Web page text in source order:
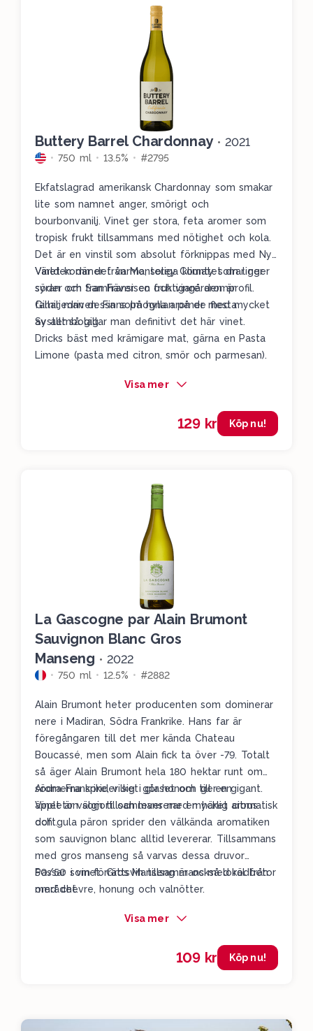
Buttery Barrel Chardonnay • 2021
750 ml 13.5% #2795
Ekfatslagrad amerikansk Chardonnay som smakar
lite som namnet anger, smörigt och
bourbonvanilj. Vinet ger stora, feta aromer som
tropisk frukt tillsammans med nötighet och kola.
Det är en vinstil som absolut förknippas med Nya
Världen där det varma, soliga klimatet drar ner
syran och framhäver en fruktigare aromprofil.
Gillar man dessa solmogna aromer med mycket
av allt så gillar man definitivt det här vinet.
Vinet kommer från Monterey County som ligger
söder om San Fransisco och vingården är
familjedriven. Finns på hyllan på de flesta
Systembolag.
Dricks bäst med krämigare mat, gärna en Pasta
Limone (pasta med citron, smör och parmesan).
Visa mer
129 kr Köp nu!
La Gascogne par Alain Brumont
Sauvignon Blanc Gros
Manseng • 2022
750 ml 12.5% #2882
Alain Brumont heter producenten som dominerar
nere i Madiran, Södra Frankrike. Hans far är
föregångaren till det mer kända Chateau
Boucassé, men som Alain fick ta över -79. Totalt
så äger Alain Brumont hela 180 hektar runt om
södra Frankrike, vilket gör honom till en gigant.
Vinet är välgjort och levererar en härlig aromatisk
doft.
Aromerna sprider sig i glaset och ger en
äppleton som tillsammans med mycket citrus
och gula päron sprider den välkända aromatiken
som sauvignon blanc alltid levererar. Tillsammans
med gros manseng så varvas dessa druvor
50/50 i vinet. Gros Manseng är också lokal från
området.
Passar som förrättsvin tillsammans med rödbetor
med chèvre, honung och valnötter.
Visa mer
109 kr Köp nu!